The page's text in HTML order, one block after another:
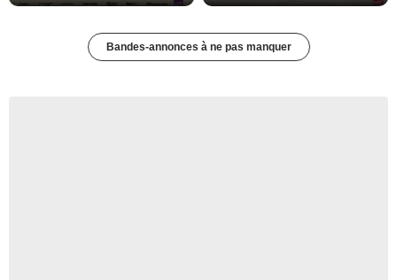
Bandes-annonces à ne pas manquer